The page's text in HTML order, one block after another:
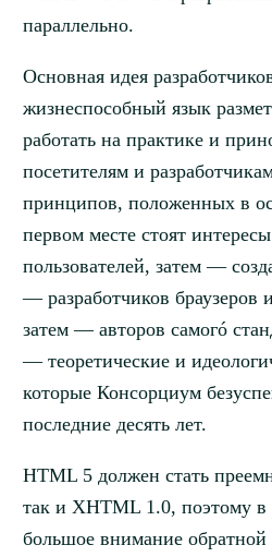
параллельно.
Основная идея
жизнеспособный язык
работать на практике и
посетителям и
принципов, положенных в
первом месте стоят
пользователей, затем —
— разработчиков браузеров
затем — авторов самогó
— теоретические и
которые Консорциум
последние десять лет.
HTML 5 должен стать
так и XHTML 1.0, поэтому в
большое внимание